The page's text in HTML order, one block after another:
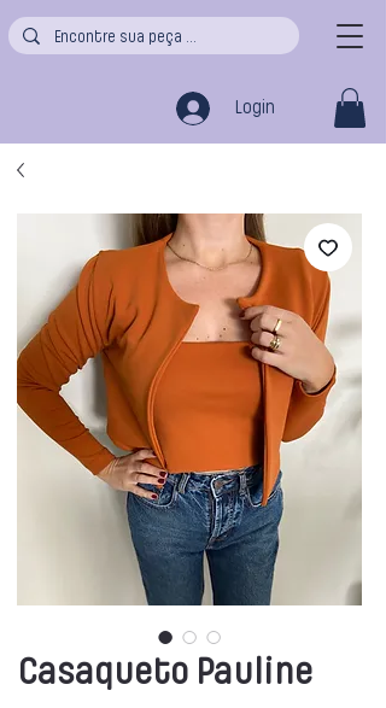
Login
Casaqueto Pauline